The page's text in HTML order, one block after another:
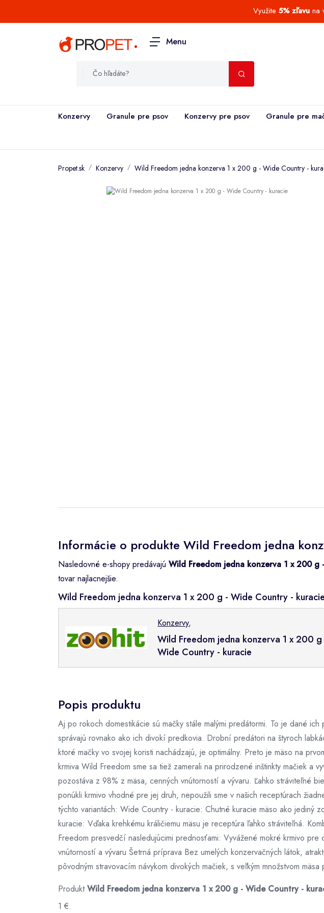
Využite 5% zľavu na
. Menu
Konzervy Granule pre psov Konzervy pre psov Granule pre
Propet.sk Konzervy Wild Freedom jedna konzerva 1 x 200 g - Wide Country -
Informácie o produkte Wild Freedom jedna
Nasledovné e-shopy predávajú Wild Freedom jedna konzerva 1 x 200
tovar najlacnejšie.
Wild Freedom jedna konzerva 1 x 200 g - Wide Country -
Konzervy,
Wild Freedom jedna konzerva 1 x 200 g
Wide Country - kuracie
Popis produktu
Aj po rokoch domestikácie sú mačky stále malými predátormi. To je dané
správajú rovnako ako ich divokí predkovia. Drobní predátori na štyroch
ktoré mačky vo svojej koristi nachádzajú, je optimálny. Preto je mäso na
krmiva Wild Freedom sme sa tiež zamerali na prirodzené inštinkty mačiek a
pozostáva z 98% z mäsa, cenných vnútorností a vývaru. Ľahko stráviteľné
ponúkli krmivo vhodné pre jej druh, nepoužili sme v našich receptúrach
týchto variantách: Wide Country - kuracie: Chutné kuracie mäso ako
kuracie: Vďaka krehkému králičiemu mäsu je receptúra ľahko stráviteľná.
Freedom presvedčí nasledujúcimi prednosťami: Vyvážené mokré krmivo
vnútorností a vývaru Šetrná príprava Bez umelých konzervačných látok,
pôvodným stravovacím návykom divokých mačiek, s veľkým množstvom
ProduktWild Freedom jedna konzerva 1 x 200 g - Wide Country -
1 €.